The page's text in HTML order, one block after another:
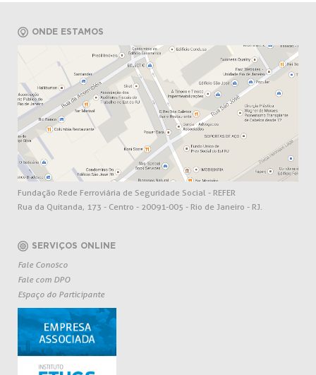
ONDE ESTAMOS
Fundação Rede Ferroviária de Seguridade Social - REFER
Rua da Quitanda, 173 - Centro - 20091-005 - Rio de Janeiro - RJ.
SERVIÇOS ONLINE
Fale Conosco
Fale com DPO
Espaço do Participante